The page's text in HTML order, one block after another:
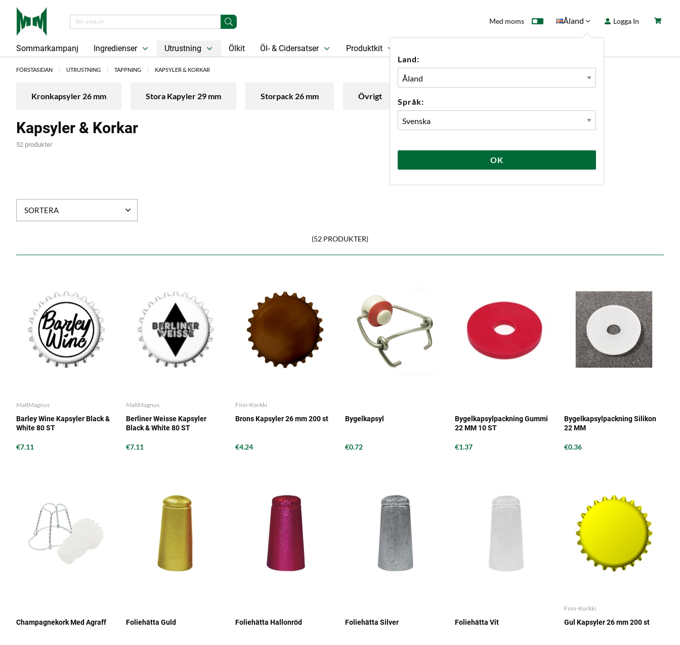
Med moms Åland
Land:
Språk:
OK
Logga In
Sommarkampanj Ingredienser Utrustning Ölkit Öl- & Cidersatser Produktkit
FÖRSTASIDAN UTRUSTNING TAPPNING KAPSYLER & KORKAR
Kronkapsyler 26 mm Stora Kapyler 29 mm Storpack 26 mm Övrigt
Kapsyler & Korkar
52 produkter
SORTERA
(52 PRODUKTER)
MaltMagnus
Barley Wine Kapsyler Black &
White 80 ST
€7.11
MaltMagnus
Berliner Weisse Kapsyler
Black & White 80 ST
€7.11
Finn-Korkki
Brons Kapsyler 26 mm 200 st
€4.24
Bygelkapsyl
€0.72
Bygelkapsylpackning Gummi
22 MM 10 ST
€1.37
Bygelkapsylpackning Silikon
22 MM
€0.36
Champagnekork Med Agraff Foliehätta Guld Foliehätta Hallonröd Foliehätta Silver Foliehätta Vit
Finn-Korkki
Gul Kapsyler 26 mm 200 st